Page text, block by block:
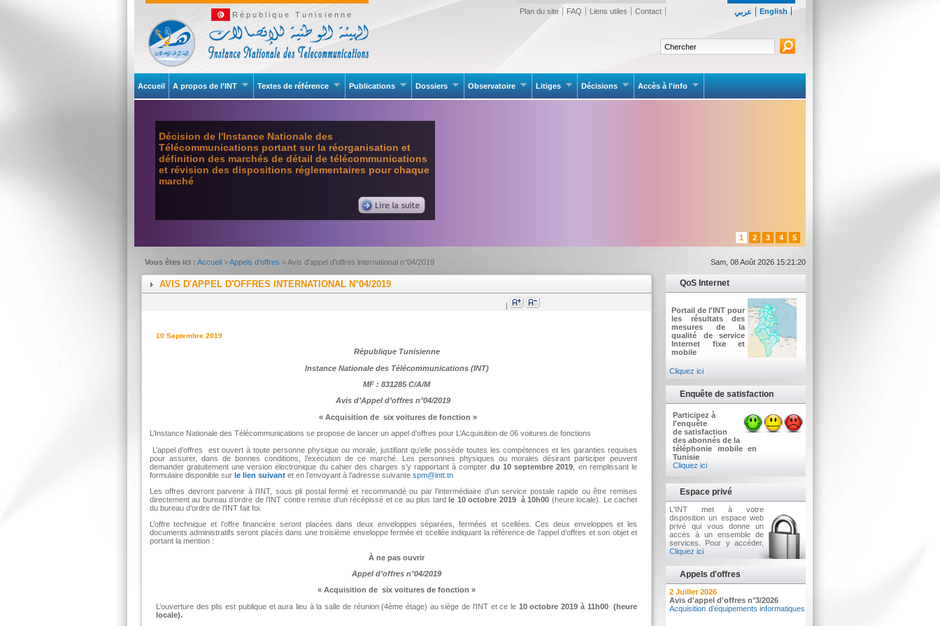
عربي English
Contact
Liens utiles
FAQ
Plan du site
République Tunisienne
Accueil A propos de l’INT Textes de référence Publications Dossiers Observatoire Litiges Décisions Accès à l'info
Décision de l'Instance Nationale des
Télécommunications portant sur la réorganisation et
définition des marchés de détail de télécommunications
et révision des dispositions réglementaires pour chaque
marché
1 2 3 4 5
Vous êtes ici : Accueil >Appels d'offres > Avis d'appel d'offres international n°04/2019 Sam, 08 Août 2026 15:21:20
QoS Internet
Portail de l'INT pour
les résultats des
mesures de la
qualité de service
Internet fixe et
mobile
Cliquez ici
Enquête de satisfaction
Participez à
l'enquête
de satisfaction
des abonnés de la
téléphonie mobile en
Tunisie
Cliquez ici
Espace privé
L'INT met à votre
disposition un espace web
privé qui vous donne un
accès à un ensemble de
services. Pour y accéder,
Cliquez ici
Appels d'offres
7 Août 2026
Résultat de vente de voitures sous
pli fermé n°01/2026
2 Juillet 2026
Avis d'appel d'offres n°3/2026
Acquisition d’équipements informatiques
AVIS D'APPEL D'OFFRES INTERNATIONAL N°04/2019
|
10 Septembre 2019
République Tunisienne
Instance Nationale des Télécommunications (INT)
MF : 831285 C/A/M
Avis d’Appel d’offres n°04/2019
« Acquisition de six voitures de fonction »
L’Instance Nationale des Télécommunications se propose de lancer un appel d’offres pour L’Acquisition de 06 voitures.de fonctions
L’appel d’offres est ouvert à toute personne physique ou morale, justifiant qu’elle possède toutes les compétences et les garanties requises
pour assurer, dans de bonnes conditions, l’exécution de ce marché. Les personnes physiques ou morales désirant participer peuvent
demander gratuitement une version électronique du cahier des charges s’y rapportant à compter du 10 septembre 2019 , en remplissant le
formulaire disponible sur le lien suivantet en l’envoyant à l’adresse suivante spm@intt.tn
Les offres devront parvenir à l’INT, sous pli postal fermé et recommandé ou par l'intermédiaire d’un service postale rapide ou être remises
directement au bureau d’ordre de l’INT contre remise d’un récépissé et ce au plus tardle 10 octobre 2019 à 10h00 (heure locale). Le cachet
du bureau d’ordre de l’INT fait foi.
L’offre technique et l’offre financière seront placées dans deux enveloppes séparées, fermées et scellées. Ces deux enveloppes et les
documents administratifs seront placés dans une troisième enveloppe fermée et scellée indiquant la référence de l’appel d’offres et son objet et
portant la mention :
À ne pas ouvrir
Appel d’offres n°04/2019
« Acquisition de six voitures de fonction »
L’ouverture des plis est publique et aura lieu à la salle de réunion (4ème étage) au siège de l’INT et ce le 10 octobre 2019 à 11h00
(heure
locale).